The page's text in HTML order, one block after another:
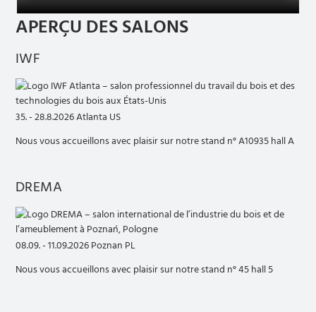
APERÇU DES SALONS
IWF
35. - 28.8.2026 Atlanta US
Nous vous accueillons avec plaisir sur notre stand n° A10935 hall A
DREMA
08.09. - 11.09.2026 Poznan PL
Nous vous accueillons avec plaisir sur notre stand n° 45 hall 5